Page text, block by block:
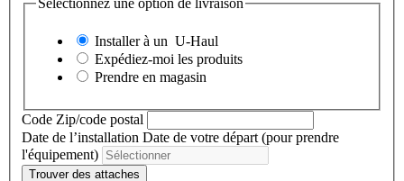
Sélectionnez une option de livraison
Installer à un U-Haul
Expédiez-moi les produits
Prendre en magasin
Code Zip/code postal
Date de l’installation Date de votre départ (pour prendre
l'équipement)
Trouver des attaches